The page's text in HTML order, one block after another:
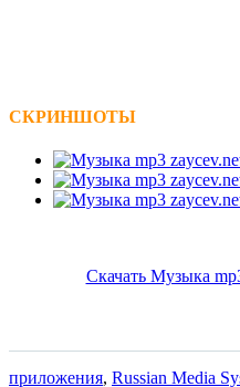
СКРИНШОТЫ
Скачать Музыка
приложения, Russian Media